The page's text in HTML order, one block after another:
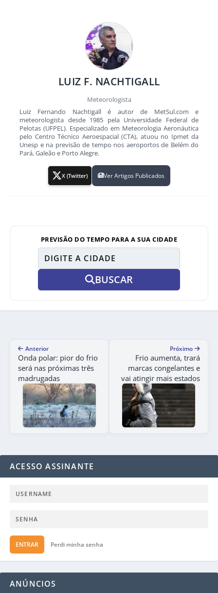
LUIZ F. NACHTIGALL
Meteorologista
Luiz Fernando Nachtigall é autor de MetSul.com e
meteorologista desde 1985 pela Universidade Federal de
Pelotas (UFPEL). Especializado em Meteorologia Aeronáutica
pelo Centro Técnico Aeroespacial (CTA), atuou no Ipmet da
Unesp e na previsão de tempo nos aeroportos de Belém do
Pará, Galeão e Porto Alegre.
X (Twitter) Ver Artigos Publicados
PREVISÃO DO TEMPO PARA A SUA CIDADE
BUSCAR
Anterior
Onda polar: pior do frio
será nas próximas três
madrugadas
Próximo
Frio aumenta, trará
marcas congelantes e
vai atingir mais estados
ACESSO ASSINANTE
ENTRAR Perdi minha senha
ANÚNCIOS